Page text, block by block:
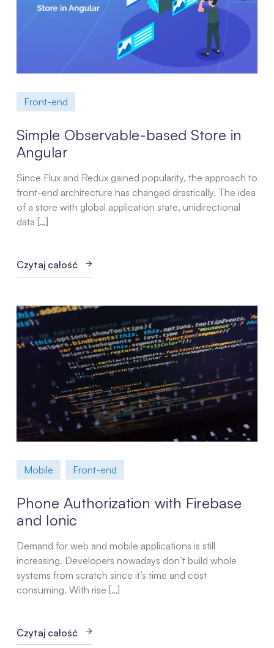
Front-end
Simple Observable-based Store in
Angular
Since Flux and Redux gained popularity, the approach to
front-end architecture has changed drastically. The idea
of a store with global application state, unidirectional
data […]
Czytaj całość
Mobile Front-end
Phone Authorization with Firebase
and Ionic
Demand for web and mobile applications is still
increasing. Developers nowadays don’t build whole
systems from scratch since it’s time and cost
consuming. With rise […]
Czytaj całość